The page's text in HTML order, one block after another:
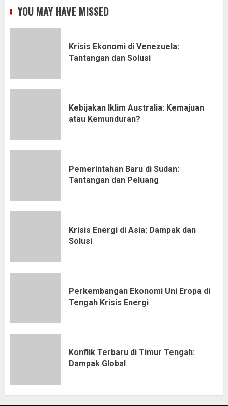
YOU MAY HAVE MISSED
Krisis Ekonomi di Venezuela:
Tantangan dan Solusi
Kebijakan Iklim Australia: Kemajuan
atau Kemunduran?
Pemerintahan Baru di Sudan:
Tantangan dan Peluang
Krisis Energi di Asia: Dampak dan
Solusi
Perkembangan Ekonomi Uni Eropa di
Tengah Krisis Energi
Konflik Terbaru di Timur Tengah:
Dampak Global